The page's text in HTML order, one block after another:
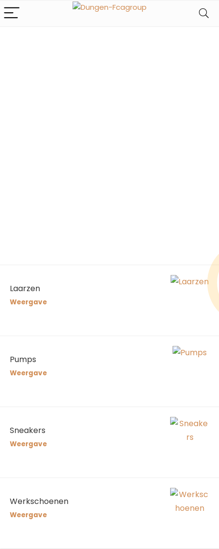
Laarzen
Weergave
Pumps
Weergave
Sneakers
Weergave
Werkschoenen
Weergave